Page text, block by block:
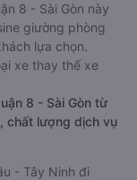
8 - Sài Gòn này
giường phòng
lựa chọn.
xe thay thế xe
8 - Sài Gòn từ
chất lượng dịch vụ
- Tây Ninh đi